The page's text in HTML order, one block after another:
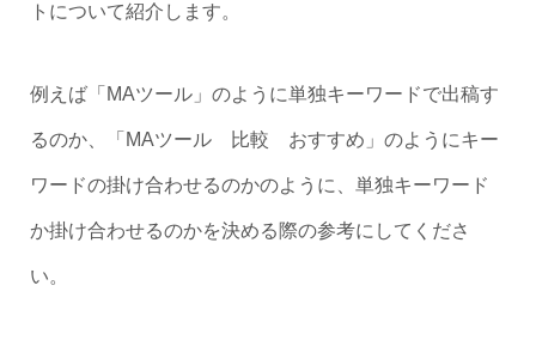
トについて紹介します。
例えば「MAツール」のように単独キーワードで出稿す
るのか、「MAツール 比較 おすすめ」のようにキー
ワードの掛け合わせるのかのように、単独キーワード
か掛け合わせるのかを決める際の参考にしてくださ
い。